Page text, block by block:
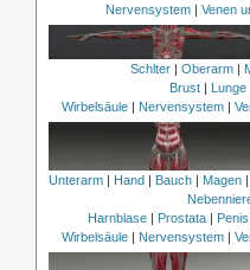
Nervensystem | Venen
Schlter| Oberarm|
Brust| Lunge
Wirbelsäule | Nervensystem |
Unterarm| Hand| Bauch| Magen|
Harnblase| Prostata| Penis
Wirbelsäule | Nervensystem |